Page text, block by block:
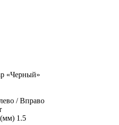
«Черный»
/ Вправо
(мм) 1.5